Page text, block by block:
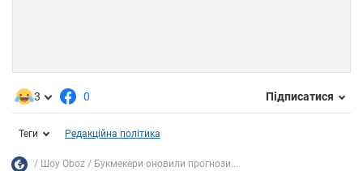
3 0 Підписатися
Теги Редакційна політика
Шоу Oboz Букмекери оновили прогнози...